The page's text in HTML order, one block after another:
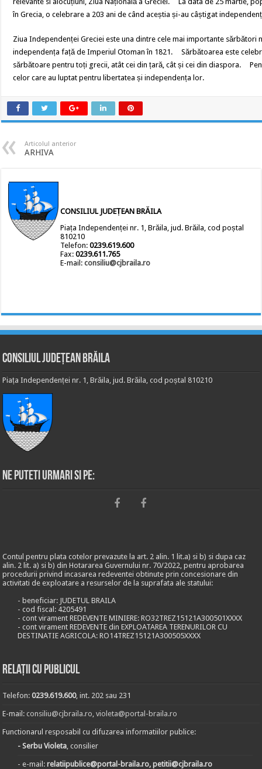
în Grecia, o celebrare a 203 ani de când aceștia și-au câștigat
Ziua Independenței Greciei este una dintre cele mai importante
independența față de Imperiul Otoman în 1821. Sărbătoarea este
sărbătoare pentru toți grecii, atât cei din țară, cât și cei din diaspora.
celor care au luptat pentru libertatea și independența lor.
Articolul anterior
ARHIVA
CONSILIUL JUDEȚEAN BRĂILA
Piața Independenței nr. 1, Brăila, jud. Brăila, cod poștal
810210
Telefon:0239.619.600
Fax:0239.611.765
E-mail:consiliu@cjbraila.ro
Consiliul Județean Brăila
Piața Independenței nr. 1, Brăila, jud. Brăila, cod poștal 810210
Ne puteti urmari si pe:
Contul pentru plata cotelor prevazute la art. 2 alin. 1 lit.a) si b) si dupa caz
alin. 2 lit. a) si b) din Hotararea Guvernului nr. 70/2022, pentru aprobarea
procedurii privind incasarea redeventei obtinute prin concesionare din
activitati de exploatare a resurselor de la suprafata ale statului:
- beneficiar: JUDETUL BRAILA
- cod fiscal: 4205491
- cont virament REDEVENTE MINIERE: RO32TREZ15121A300501XXXX
- cont virament REDEVENTE din EXPLOATAREA TERENURILOR CU
DESTINATIE AGRICOLA: RO14TREZ15121A300505XXXX
Relații cu publicul
Telefon:0239.619.600, int. 202 sau 231
E-mail:consiliu@cjbraila.ro ,violeta@portal-braila.ro
Functionarul resposabil cu difuzarea informatiilor publice:
- Serbu Violeta , consilier
- e-mail:relatiipublice@portal-braila.ro, petitii@cjbraila.ro